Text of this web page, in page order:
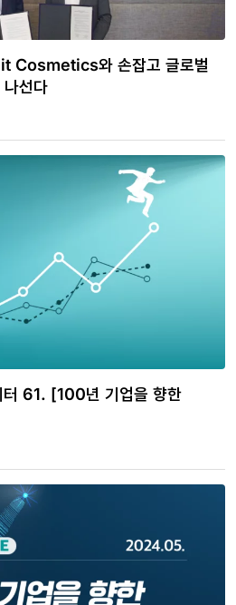
Cosmetics와 손잡고 글로벌
나선다
터 61. [100년 기업을 향한